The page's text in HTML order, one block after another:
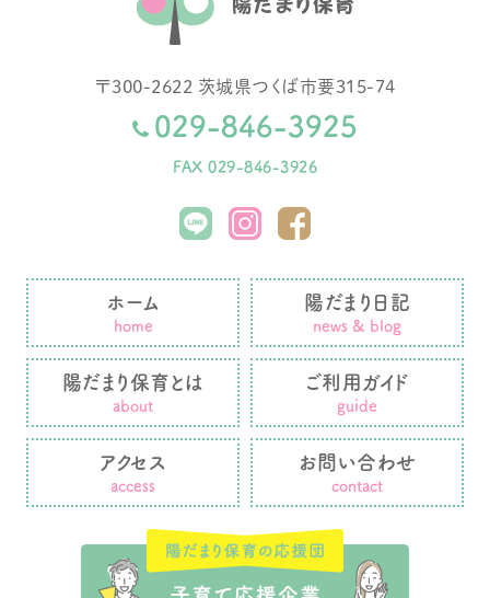
〒300-2622 茨城県つくば市要315-74
029-846-3925
FAX 029-846-3926
ホーム
home
陽だまり日記
news & blog
陽だまり保育とは
about
ご利用ガイド
guide
アクセス
access
お問い合わせ
contact